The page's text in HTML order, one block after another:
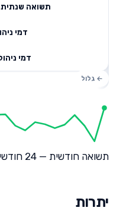
תשואה שנתית
דמי
דמי
תשואה חודשית — 24 חודשים אחרונים
יתרות